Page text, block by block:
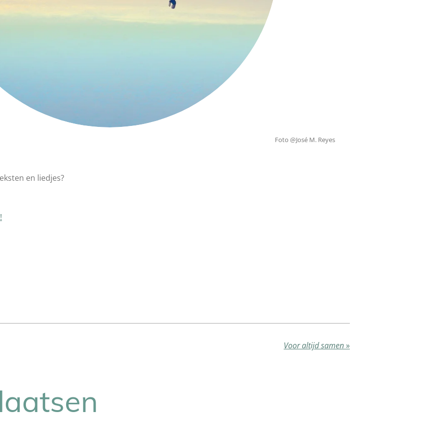
Foto @José M. Reyes
en liedjes?
Voor altijd samen»